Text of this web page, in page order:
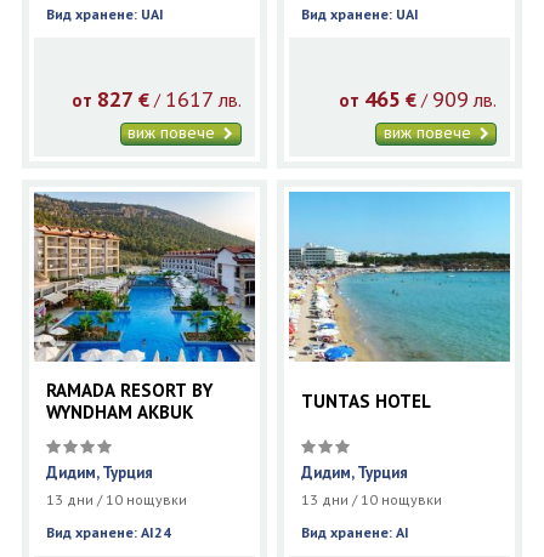
Вид хранене: UAI
от 827 €/ 1617 лв.
виж повече
Вид хранене: UAI
от 465 € / 909 лв.
виж повече
RAMADA RESORT BY
WYNDHAM AKBUK
Дидим, Турция
13 дни / 10 нощувки
Вид хранене: AI24
TUNTAS HOTEL
Дидим, Турция
13 дни / 10 нощувки
Вид хранене: AI